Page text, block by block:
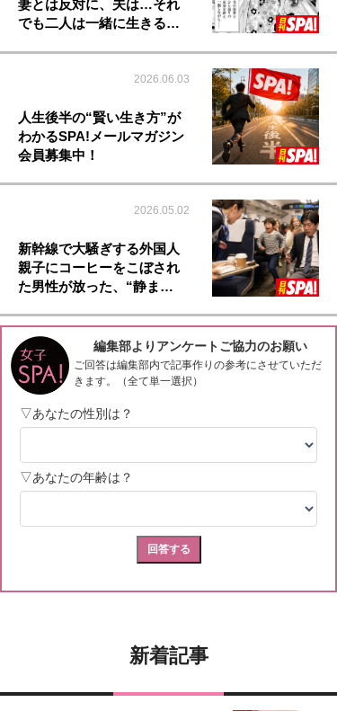
妻とは反対に、夫は…それ
でも二人は一緒に生きる…
2026.06.03
人生後半の“賢い生き方”が
わかるSPA!メールマガジン
会員募集中！
2026.05.02
新幹線で大騒ぎする外国人
親子にコーヒーをこぼされ
た男性が放った、“静ま…
新着記事